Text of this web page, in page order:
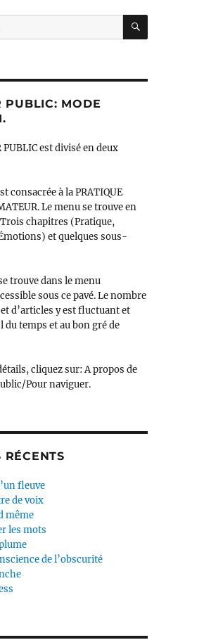
PUBLIC: MODE
PUBLIC est divisé en deux
consacrée à la PRATIQUE
Le menu se trouve en
chapitres (Pratique,
et quelques sous-
trouve dans le menu
sous ce pavé. Le nombre
d’articles y est fluctuant et
du temps et au bon gré de
cliquez sur: A propos de
Pour naviguer.
RÉCENTS
fleuve
de voix
même
les mots
de l’obscurité